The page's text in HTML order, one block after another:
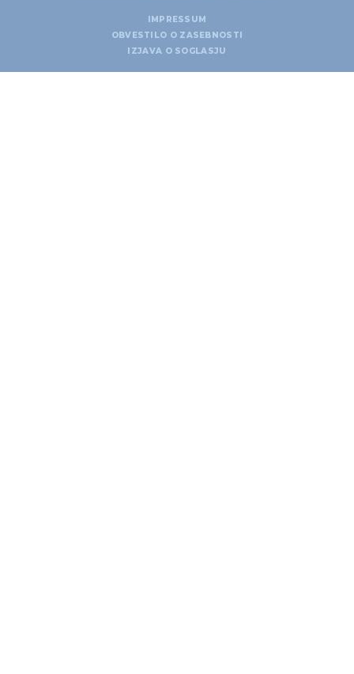
IMPRESSUM
OBVESTILO O ZASEBNOSTI
IZJAVA O SOGLASJU